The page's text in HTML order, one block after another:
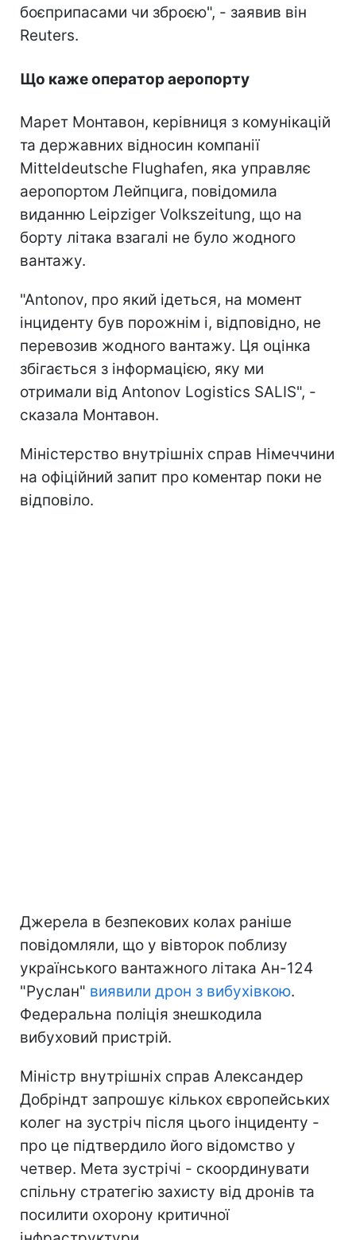
боєприпасами чи зброєю", - заявив він
Reuters.
Що каже оператор аеропорту
Марет Монтавон, керівниця з комунікацій
та державних відносин компанії
Mitteldeutsche Flughafen, яка управляє
аеропортом Лейпцига, повідомила
виданню Leipziger Volkszeitung, що на
борту літака взагалі не було жодного
вантажу.
"Antonov, про який ідеться, на момент
інциденту був порожнім і, відповідно, не
перевозив жодного вантажу. Ця оцінка
збігається з інформацією, яку ми
отримали від Antonov Logistics SALIS", -
сказала Монтавон.
Міністерство внутрішніх справ Німеччини
на офіційний запит про коментар поки не
відповіло.
Джерела в безпекових колах раніше
повідомляли, що у вівторок поблизу
українського вантажного літака Ан-124
"Руслан" виявили дрон з вибухівкою.
Федеральна поліція знешкодила
вибуховий пристрій.
Міністр внутрішніх справ Александер
Добріндт запрошує кількох європейських
колег на зустріч після цього інциденту -
про це підтвердило його відомство у
четвер. Мета зустрічі - скоординувати
спільну стратегію захисту від дронів та
посилити охорону критичної